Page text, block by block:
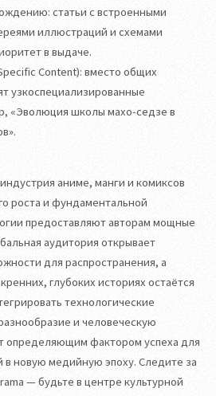
статьи с встроенными
иллюстраций и схемами
в выдаче.
Content): вместо общих
узкоспециализированные
«Эволюция школы махо-седзе в
аниме, манги и комиксов
роста и фундаментальной
предоставляют авторам мощные
аудитория открывает
для распространения, а
глубоких историях остаётся
технологические
и человеческую
определяющим фактором успеха для
в новую медийную эпоху. Следите за
— будьте в центре культурной